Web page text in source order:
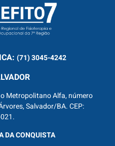
(71) 3045-4242
Metropolitano Alfa, número
Salvador/BA. CEP:
DA CONQUISTA